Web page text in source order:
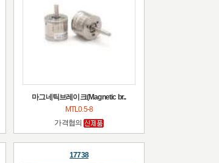
마그네틱브레이크(Magnetic br..
MTL0.5-8
가격협의
17738